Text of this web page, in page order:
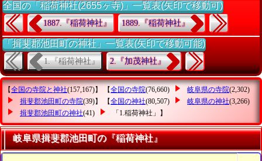
全国の「稲荷神社(2655ヶ寺)」一覧表(矢印で移動可)
1887.『稲荷神社』 1889.『稲荷神社』
「揖斐郡池田町の神社」一覧表(矢印で移動可能)
1.『稲荷神社』 2.『加茂神社』
【全国の寺院と神社(157,167)】 【全国の寺院(76,660) 岐阜県の寺院(2,302)
揖斐郡池田町の寺院(39)】 【全国の神社(80,507) 岐阜県の神社(3,266)
揖斐郡池田町の神社(41) 「1.稲荷神社」 】
岐阜県揖斐郡池田町の『稲荷神社』